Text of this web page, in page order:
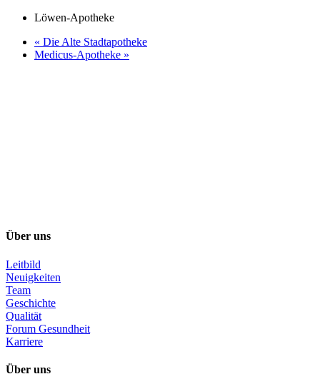
Löwen-Apotheke
« Die Alte Stadtapotheke
Medicus-Apotheke »
Über uns
Leitbild
Neuigkeiten
Team
Geschichte
Qualität
Forum Gesundheit
Karriere
Über uns